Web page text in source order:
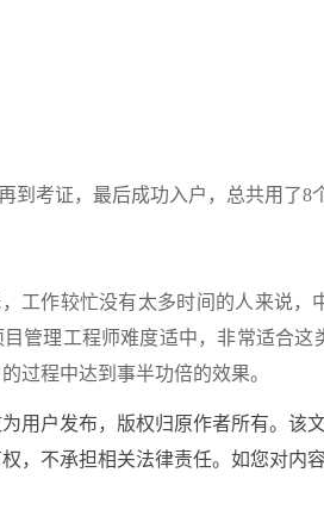
考证，最后成功入户，总共用了8
作较忙没有太多时间的人来说，
管理工程师难度适中，非常适合
过程中达到事半功倍的效果。
用户发布，版权归原作者所有。该
，不承担相关法律责任。如您对内